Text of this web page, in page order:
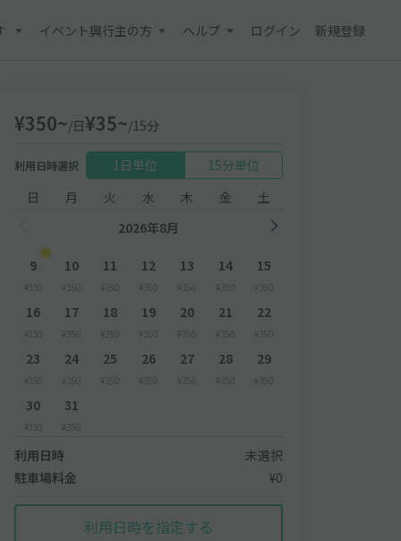
イベント興行主の方 ヘルプ ログイン 新規登録
¥350~/日¥35~/15分
利用日時選択 1日単位
15分単位
日
月 火 水 木 金
土
2026年8月
9
¥350
10
¥350
11
¥350
12
¥350
13
¥350
14
¥350
15
¥350
16
¥350
17
¥350
18
¥350
19
¥350
20
¥350
21
¥350
22
¥350
23
¥350
24
¥350
25
¥350
26
¥350
27
¥350
28
¥350
29
¥350
30
¥350
31
¥350
利用日時
未選択
駐車場料金
¥0
利用日時を指定する